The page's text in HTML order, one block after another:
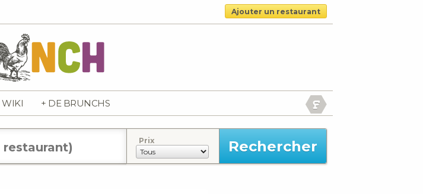
Ajouter un restaurant
WIKI + DE BRUNCHS
Prix